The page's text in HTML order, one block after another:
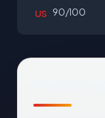
US 90/100